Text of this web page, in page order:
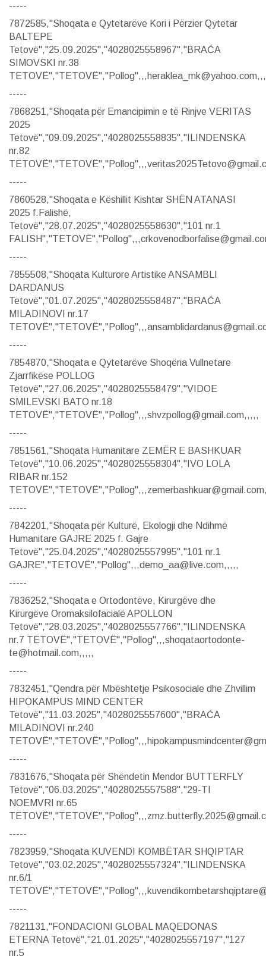
-----
7872585,"Shoqata e Qytetarëve Kori i Përzier Qytetar
BALTEPE
Tetovë","25.09.2025","4028025558967","BRAĆA
SIMOVSKI nr.38
-----
7868251,"Shoqata për Emancipimin e të Rinjve VERITAS
2025
Tetovë","09.09.2025","4028025558835","ILINDENSKA
nr.82
-----
7860528,"Shoqata e Këshillit Kishtar SHËN ATANASI
2025 f.Falishë,
Tetovë","28.07.2025","4028025558630","101 nr.1
-----
7855508,"Shoqata Kulturore Artistike ANSAMBLI
DARDANUS
Tetovë","01.07.2025","4028025558487","BRAĆA
MILADINOVI nr.17
-----
7854870,"Shoqata e Qytetarëve Shoqëria Vullnetare
Zjarrfikëse POLLOG
Tetovë","27.06.2025","4028025558479","VIDOE
SMILEVSKI BATO nr.18
TETOVË","TETOVË","Pollog",,,shvzpollog@gmail.com,,,,,
-----
7851561,"Shoqata Humanitare ZEMËR E BASHKUAR
Tetovë","10.06.2025","4028025558304","IVO LOLA
RIBAR nr.152
-----
7842201,"Shoqata për Kulturë, Ekologji dhe Ndihmë
Humanitare GAJRE 2025 f. Gajre
Tetovë","25.04.2025","4028025557995","101 nr.1
GAJRE","TETOVË","Pollog",,,demo_aa@live.com,,,,,
-----
7836252,"Shoqata e Ortodontëve, Kirurgëve dhe
Kirurgëve Oromaksilofacialë APOLLON
Tetovë","28.03.2025","4028025557766","ILINDENSKA
nr.7 TETOVË","TETOVË","Pollog",,,shoqataortodonte-
te@hotmail.com,,,,,
-----
7832451,"Qendra për Mbështetje Psikosociale dhe Zhvillim
HIPOKAMPUS MIND CENTER
Tetovë","11.03.2025","4028025557600","BRAĆA
MILADINOVI nr.240
-----
7831676,"Shoqata për Shëndetin Mendor BUTTERFLY
Tetovë","06.03.2025","4028025557588","29-TI
NOEMVRI nr.65
-----
7823959,"Shoqata KUVENDI KOMBËTAR SHQIPTAR
Tetovë","03.02.2025","4028025557324","ILINDENSKA
nr.6/1
-----
7821131,"FONDACIONI GLOBAL MAQEDONAS
ETERNA Tetovë","21.01.2025","4028025557197","127
nr.5